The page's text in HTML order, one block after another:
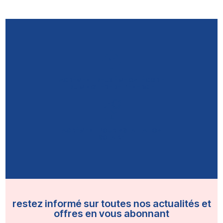
restez informé sur toutes nos actualités et
offres en vous abonnant